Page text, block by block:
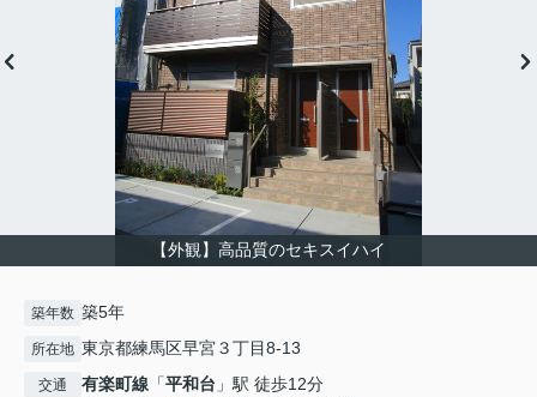
【外観】高品質のセキスイハイ
築年数 築5年
所在地 東京都練馬区早宮３丁目8-13
交通 有楽町線 「平和台 」駅 徒歩12分